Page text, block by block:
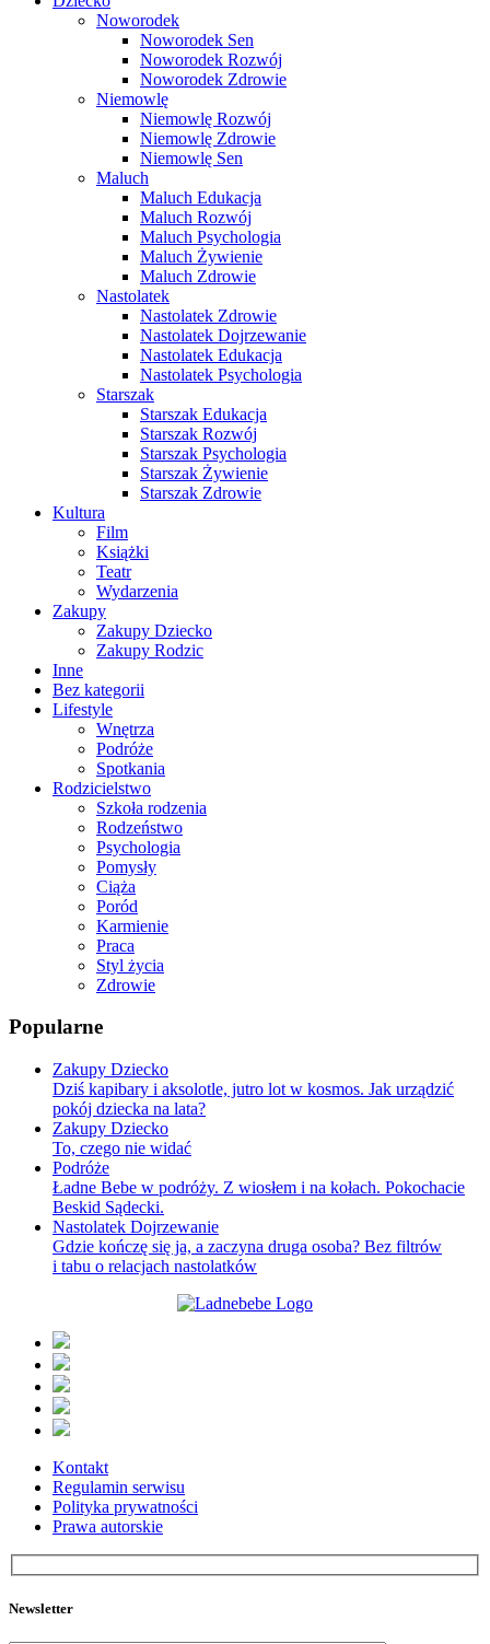
Noworodek
Noworodek Sen
Noworodek Rozwój
Noworodek Zdrowie
Niemowlę
Niemowlę Rozwój
Niemowlę Zdrowie
Niemowlę Sen
Maluch
Maluch Edukacja
Maluch Rozwój
Maluch Psychologia
Maluch Żywienie
Maluch Zdrowie
Nastolatek
Nastolatek Zdrowie
Nastolatek Dojrzewanie
Nastolatek Edukacja
Nastolatek Psychologia
Starszak
Starszak Edukacja
Starszak Rozwój
Starszak Psychologia
Starszak Żywienie
Starszak Zdrowie
Kultura
Film
Książki
Teatr
Wydarzenia
Zakupy
Zakupy Dziecko
Zakupy Rodzic
Inne
Bez kategorii
Lifestyle
Wnętrza
Podróże
Spotkania
Rodzicielstwo
Szkoła rodzenia
Rodzeństwo
Psychologia
Pomysły
Ciąża
Poród
Karmienie
Praca
Styl życia
Zdrowie
Popularne
Zakupy Dziecko
Dziś kapibary i aksolotle, jutro lot w kosmos. Jak urządzić
pokój dziecka na lata?
Zakupy Dziecko
To, czego nie widać
Podróże
Ładne Bebe w podróży. Z wiosłem i na kołach. Pokochacie
Beskid Sądecki.
Nastolatek Dojrzewanie
Gdzie kończę się ja, a zaczyna druga osoba? Bez filtrów
i tabu o relacjach nastolatków
Kontakt
Regulamin serwisu
Polityka prywatności
Prawa autorskie
Newsletter